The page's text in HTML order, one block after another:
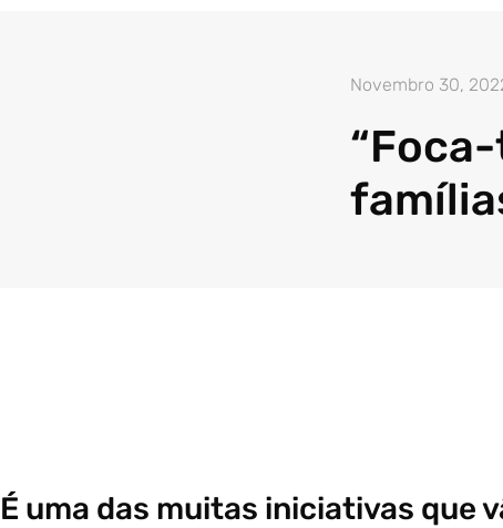
Novembro 30,
É uma das muitas iniciativas que